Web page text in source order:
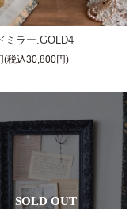
ミラー.GOLD4
(税込30,800円)